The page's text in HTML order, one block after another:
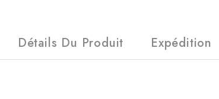
Détails Du Produit Expédition